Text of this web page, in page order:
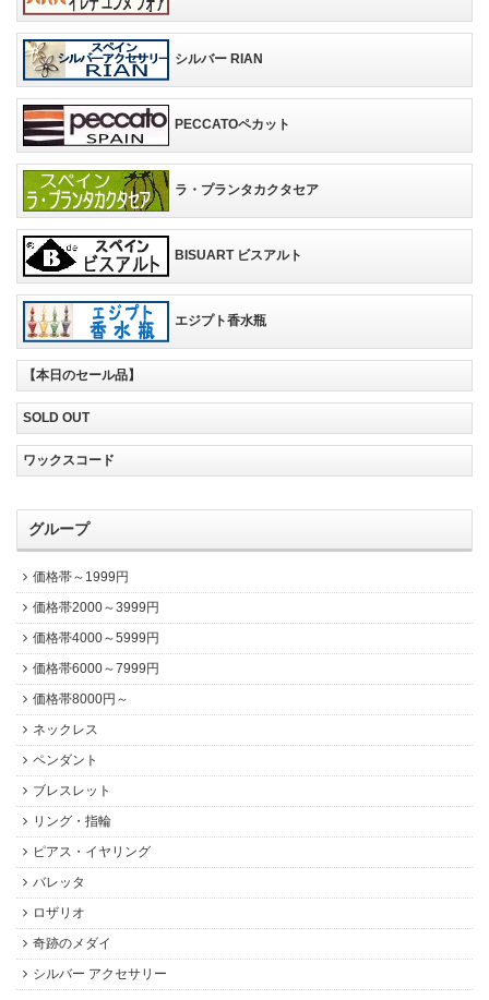
シルバー RIAN
PECCATOペカット
ラ・プランタカクタセア
BISUART ビスアルト
エジプト香水瓶
【本日のセール品】
SOLD OUT
ワックスコード
グループ
価格帯～1999円
価格帯2000～3999円
価格帯4000～5999円
価格帯6000～7999円
価格帯8000円～
ネックレス
ペンダント
ブレスレット
リング・指輪
ピアス・イヤリング
バレッタ
ロザリオ
奇跡のメダイ
シルバー アクセサリー